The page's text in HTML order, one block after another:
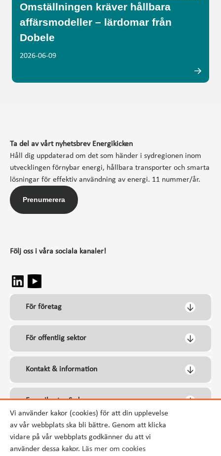
Vi använder kakor (cookies) för att din upplevelse
av vår webbplats ska bli bättre. Genom att klicka
vidare på vår webbplats godkänner du att vi
använder dessa kakor. Läs mer om cookies
Omställningen kräver hållbara
affärsmodeller – lärdomar från
Dobele
2026-06-09
Ta del av vårt nyhetsbrev Energikicken
Håll dig uppdaterad om det som händer i sydregionen inom
utvecklingen förnybar energi, hållbara transporter och smarta
lösningar för effektiv användning av energi. 11 nummer/år.
Prenumerera
Följ oss i våra sociala kanaler!
För företag
För offentlig sektor
Kontakt & information
Energikontor Syd